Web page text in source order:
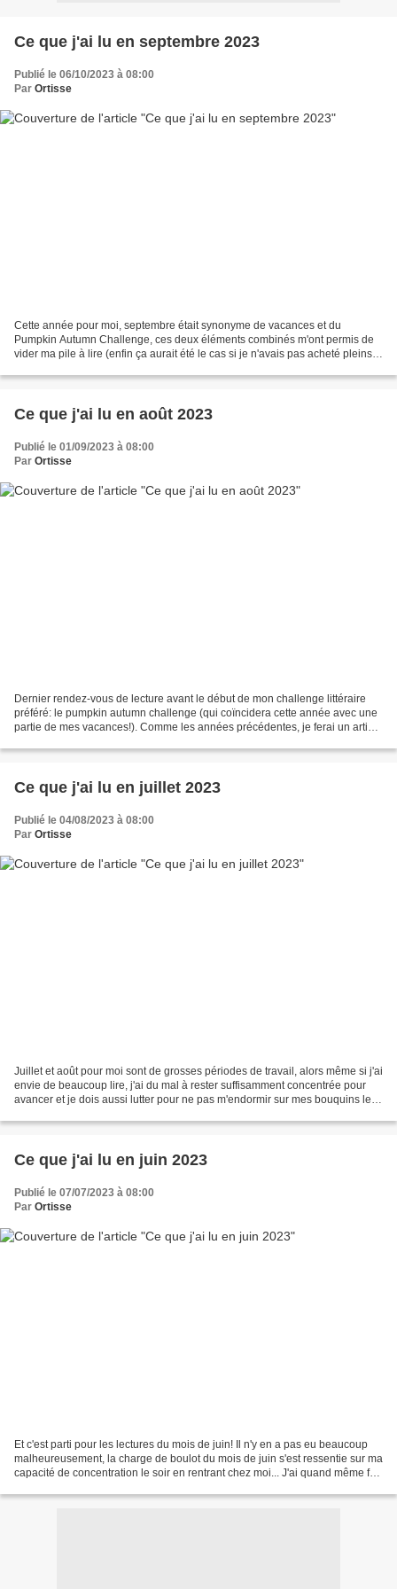
Ce que j'ai lu en septembre 2023
Publié le 06/10/2023 à 08:00
Par Ortisse
Cette année pour moi, septembre était synonyme de vacances et du
Pumpkin Autumn Challenge, ces deux éléments combinés m'ont permis de
vider ma pile à lire (enfin ça aurait été le cas si je n'avais pas acheté pleins
Ce que j'ai lu en août 2023
Publié le 01/09/2023 à 08:00
Par Ortisse
Dernier rendez-vous de lecture avant le début de mon challenge littéraire
préféré: le pumpkin autumn challenge (qui coïncidera cette année avec une
partie de mes vacances!). Comme les années précédentes, je ferai un article
Ce que j'ai lu en juillet 2023
Publié le 04/08/2023 à 08:00
Par Ortisse
Juillet et août pour moi sont de grosses périodes de travail, alors même si j'ai
envie de beaucoup lire, j'ai du mal à rester suffisamment concentrée pour
avancer et je dois aussi lutter pour ne pas m'endormir sur mes bouquins le
Ce que j'ai lu en juin 2023
Publié le 07/07/2023 à 08:00
Par Ortisse
Et c'est parti pour les lectures du mois de juin! Il n'y en a pas eu beaucoup
malheureusement, la charge de boulot du mois de juin s'est ressentie sur ma
capacité de concentration le soir en rentrant chez moi... J'ai quand même fait